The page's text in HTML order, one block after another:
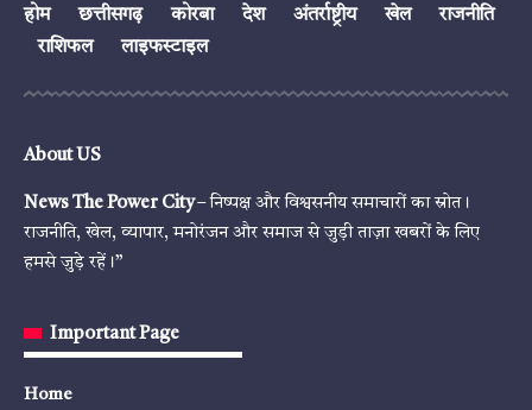
होम छत्तीसगढ़ कोरबा देश अंतर्राष्ट्रीय खेल
राजनीति
राशिफल
लाइफस्टाइल
About US
News The Power City– निष्पक्ष और विश्वसनीय समाचारों का स्रोत।
राजनीति, खेल, व्यापार, मनोरंजन और समाज से जुड़ी ताज़ा खबरों के लिए
हमसे जुड़े रहें।”
Important Page
Home